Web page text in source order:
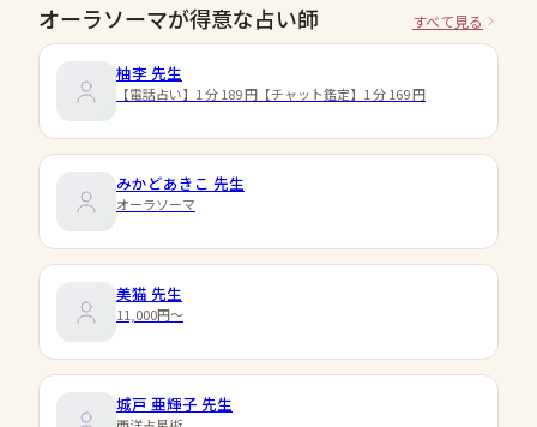
オーラソーマが得意な占い師 すべて見る
柚李 先生
【電話占い】1 分 189 円【チャット鑑定】1 分 169 円
みかどあきこ 先生
オーラソーマ
美猫 先生
11,000円〜
城戸 亜輝子 先生